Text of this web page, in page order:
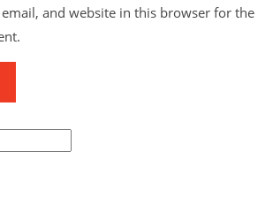
and website in this browser for the